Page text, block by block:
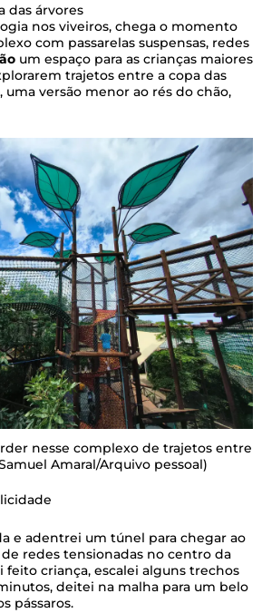
das árvores
nos viveiros, chega o momento
com passarelas suspensas, redes
um espaço para as crianças maiores
trajetos entre a copa das
, uma versão menor ao rés do chão,
nesse complexo de trajetos entre
Amaral/Arquivo pessoal)
e adentrei um túnel para chegar ao
redes tensionadas no centro da
feito criança, escalei alguns trechos
deitei na malha para um belo
pássaros.